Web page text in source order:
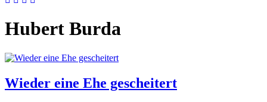
Hubert Burda
Wieder eine Ehe gescheitert